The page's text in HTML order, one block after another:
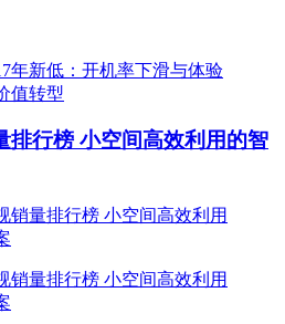
排行榜 小空间高效利用的智